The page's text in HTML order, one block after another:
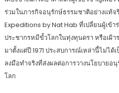
ร่วมในภารกิจอนุรักษ์ธรรมชาติอย่างแท้
Expeditions by Nat Hab ที่เปลี่ยนผู้เข้
ประชากรหมีขั้วโลกในทุ่งทุนดรา หรือเฝ้า
มาตั้งแต่ปี 1971 ประสบการณ์เหล่านี้ไม่ได้
ลงมือทำจริงที่ส่งผลต่อการวางนโยบายอ
โลก